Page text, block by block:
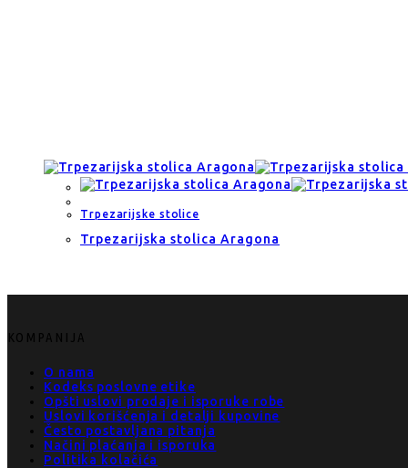
Trpezarijske stolice
Trpezarijska stolica Aragona
KOMPANIJA
O nama
Kodeks poslovne etike
Opšti uslovi prodaje i isporuke robe
Uslovi korišćenja i detalji kupovine
Često postavljana pitanja
Načini plaćanja i isporuka
Politika kolačića